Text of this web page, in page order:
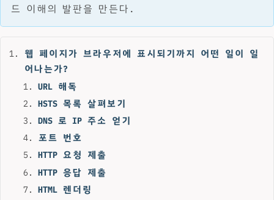
드 이해의 발판을 만든다.
웹 페이지가 브라우저에 표시되기까지 어떤 일이 일
어나는가?
URL 해독
HSTS 목록 살펴보기
DNS 로 IP 주소 얻기
포트 번호
HTTP 요청 제출
HTTP 응답 제출
HTML 렌더링